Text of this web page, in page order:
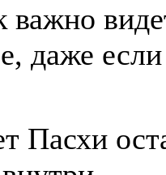
важно
даже
Пасхи